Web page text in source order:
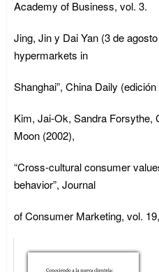
Academy of Business, vol. 3.
Jing, Jin y Dai Yan (3 de
hypermarkets in
Shanghai”, China Daily
Kim, Jai-Ok, Sandra Forsythe,
Moon (2002),
“Cross-cultural consumer
behavior”, Journal
of Consumer Marketing, vol.